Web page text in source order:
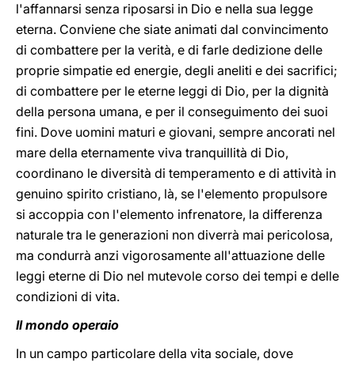
l'affannarsi senza riposarsi in Dio e nella sua legge
eterna. Conviene che siate animati dal convincimento
di combattere per la verità, e di farle dedizione delle
proprie simpatie ed energie, degli aneliti e dei sacrifici;
di combattere per le eterne leggi di Dio, per la dignità
della persona umana, e per il conseguimento dei suoi
fini. Dove uomini maturi e giovani, sempre ancorati nel
mare della eternamente viva tranquillità di Dio,
coordinano le diversità di temperamento e di attività in
genuino spirito cristiano, là, se l'elemento propulsore
si accoppia con l'elemento infrenatore, la differenza
naturale tra le generazioni non diverrà mai pericolosa,
ma condurrà anzi vigorosamente all'attuazione delle
leggi eterne di Dio nel mutevole corso dei tempi e delle
condizioni di vita.
Il mondo operaio
In un campo particolare della vita sociale, dove